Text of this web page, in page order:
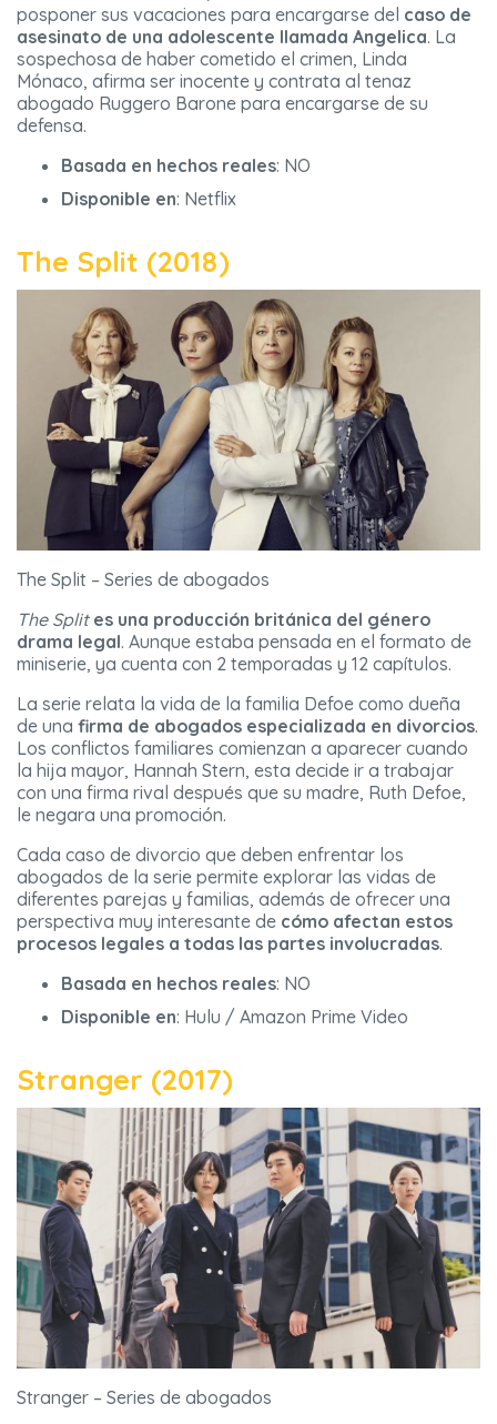
posponer sus vacaciones para encargarse del caso de
asesinato de una adolescente llamada Angelica. La
sospechosa de haber cometido el crimen, Linda
Mónaco, afirma ser inocente y contrata al tenaz
abogado Ruggero Barone para encargarse de su
defensa.
Basada en hechos reales: NO
Disponible en: Netflix
The Split (2018)
The Split – Series de abogados
The Split es una producción británica del género
drama legal. Aunque estaba pensada en el formato de
miniserie, ya cuenta con 2 temporadas y 12 capítulos.
La serie relata la vida de la familia Defoe como dueña
de una firma de abogados especializada en divorcios.
Los conflictos familiares comienzan a aparecer cuando
la hija mayor, Hannah Stern, esta decide ir a trabajar
con una firma rival después que su madre, Ruth Defoe,
le negara una promoción.
Cada caso de divorcio que deben enfrentar los
abogados de la serie permite explorar las vidas de
diferentes parejas y familias, además de ofrecer una
perspectiva muy interesante de cómo afectan estos
procesos legales a todas las partes involucradas.
Basada en hechos reales: NO
Disponible en: Hulu / Amazon Prime Video
Stranger (2017)
Stranger – Series de abogados